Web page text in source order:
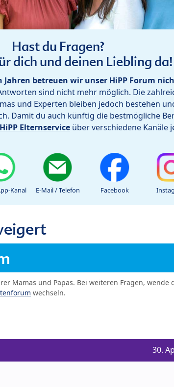
Hast du Fragen?
dich und deinen Liebling da!
Jahren betreuen wir unser HiPP Forum
sind nicht mehr möglich. Die
und Experten bleiben jedoch bestehen
Damit du auch künftig die bestmögliche
HiPP Elternservice über verschiedene Kanäle
Kanal E-Mail / Telefon Facebook
Mamas und Papas. Bei weiteren Fragen, wende
wechseln.
30.